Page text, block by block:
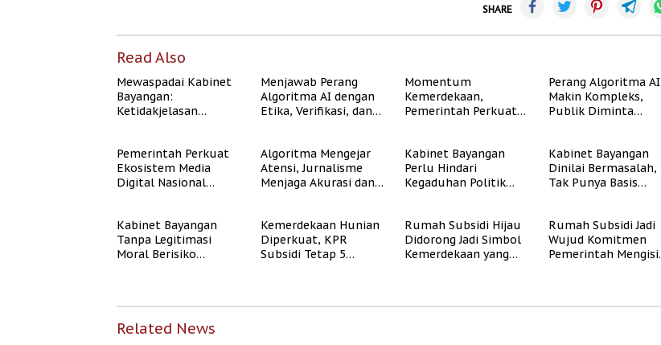
SHARE
Read Also
Mewaspadai Kabinet
Bayangan:
Ketidakjelasan
Menjawab Perang
Algoritma AI dengan
Etika, Verifikasi, dan
Momentum
Kemerdekaan,
Pemerintah Perkuat
Masyarakat
Berpenghasilan
Rendah
Perang Algoritma AI
Makin Kompleks,
Publik Diminta
Pemerintah Perkuat
Ekosistem Media
Digital Nasional
Algoritma Mengejar
Atensi, Jurnalisme
Menjaga Akurasi dan
Kabinet Bayangan
Perlu Hindari
Kegaduhan Politik
Kabinet Bayangan
Dinilai Bermasalah,
Tak Punya Basis
Kabinet Bayangan
Tanpa Legitimasi
Moral Berisiko
Kemerdekaan Hunian
Diperkuat, KPR
Subsidi Tetap 5
Rumah Subsidi Hijau
Didorong Jadi Simbol
Kemerdekaan yang
Rumah Subsidi Jadi
Wujud Komitmen
Pemerintah Mengisi
Related News